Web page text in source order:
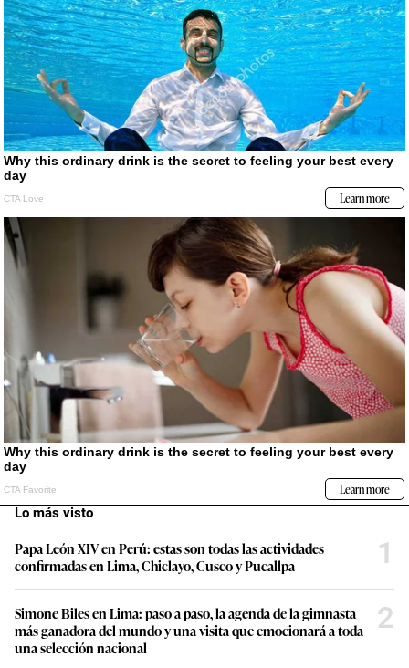
Lo más visto
Papa León XIV en Perú: estas son todas las actividades
confirmadas en Lima, Chiclayo, Cusco y Pucallpa
1
Simone Biles en Lima: paso a paso, la agenda de la gimnasta
más ganadora del mundo y una visita que emocionará a toda
una selección nacional
2